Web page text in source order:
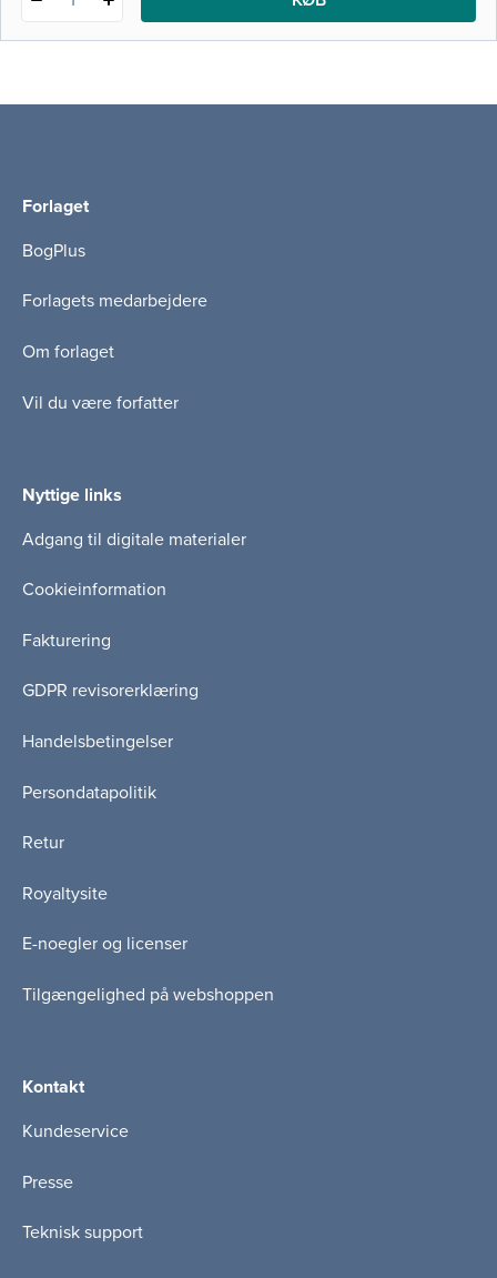
Forlaget
BogPlus
Forlagets medarbejdere
Om forlaget
Vil du være forfatter
Nyttige links
Adgang til digitale materialer
Cookieinformation
Fakturering
GDPR revisorerklæring
Handelsbetingelser
Persondatapolitik
Retur
Royaltysite
E-noegler og licenser
Tilgængelighed på webshoppen
Kontakt
Kundeservice
Presse
Teknisk support